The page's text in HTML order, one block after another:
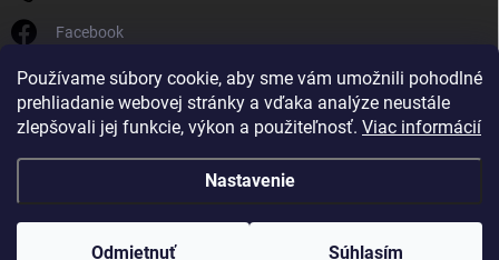
Používame súbory cookie, aby sme vám umožnili pohodlné
prehliadanie webovej stránky a vďaka analýze neustále
zlepšovali jej funkcie, výkon a použiteľnosť. Viac informácií
Nastavenie
Odmietnuť Súhlasím
Facebook
najlacnejsieautoradia.sk
Youtube
Copyright 2026Najlacnejsieautoradia.sk. Všetky práva vyhradené.Upraviť